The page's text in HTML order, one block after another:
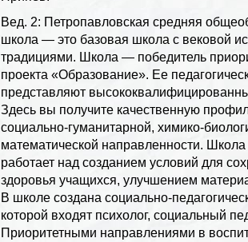
Вед. 2: Петропавловская средняя
школа — это базовая школа с вековой
традициями. Школа — победитель
проекта «Образование». Ее
представляют
Здесь вы получите качественную
социально-гуманитарной, химико-
математической направленности.
работает над созданием условий для
здоровья учащихся, улучшением
В школе создана социально-
которой входят психолог, социальный
Приоритетными направлениями в